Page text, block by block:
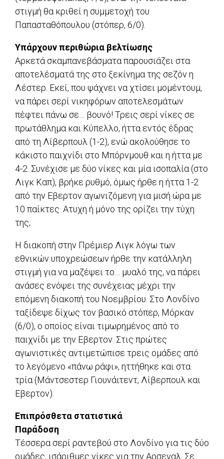
στιγμή θα κριθεί η συμμετοχή του
Παπασταθόπουλου (στόπερ, 6/0).
Υπάρχουν περιθώρια βελτίωσης
Αρκετά σκαμπανεβάσματα παρουσιάζει στα
αποτελέσματά της στο ξεκίνημα της σεζόν η
Λέστερ. Εκεί, που ψάχνει να χτίσει μομέντουμ,
να πάρει σερί νικηφόρων αποτελεσμάτων
πέφτει πάνω σε… βουνό! Τρεις σερί νίκες σε
πρωτάθλημα και Κύπελλο, ήττα εντός έδρας
από τη Λίβερπουλ (1-2), ενώ ακολούθησε το
κάκιστο παιχνίδι στο Μπόρνμουθ και η ήττα με
4-2. Συνέχισε με δύο νίκες και μία ισοπαλία (στο
Λιγκ Καπ), βρήκε ρυθμό, όμως ήρθε η ήττα 1-2
από την Εβερτον αγωνιζόμενη για μισή ώρα με
10 παίκτες. Ατυχη ή μόνο της ορίζει την τύχη
της;
Η διακοπή στην Πρέμιερ Λιγκ λόγω των
εθνικών υποχρεώσεων ήρθε την κατάλληλη
στιγμή για να μαζέψει το… μυαλό της, να πάρει
ανάσες ενόψει της συνέχειας μέχρι την
επόμενη διακοπή του Νοεμβρίου. Στο Λονδίνο
ταξίδεψε δίχως τον βασικό στόπερ, Μόρκαν
(6/0), ο οποίος είναι τιμωρημένος από το
παιχνίδι με την Εβερτον. Στις πρώτες
αγωνιστικές αντιμετώπισε τρεις ομάδες από
το λεγόμενο «πάνω ράφι», ηττήθηκε και στα
τρία (Μάντσεστερ Γιουνάιτεντ, Λίβερπουλ και
Εβερτον).
Επιπρόσθετα στατιστικά
Παράδοση
Τέσσερα σερί ραντεβού στο Λονδίνο για τις δύο
ομάδες, ισάριθμες νίκες για την Αρσεναλ. Σε